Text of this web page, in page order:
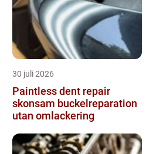
30 juli 2026
Paintless dent repair
skonsam buckelreparation
utan omlackering